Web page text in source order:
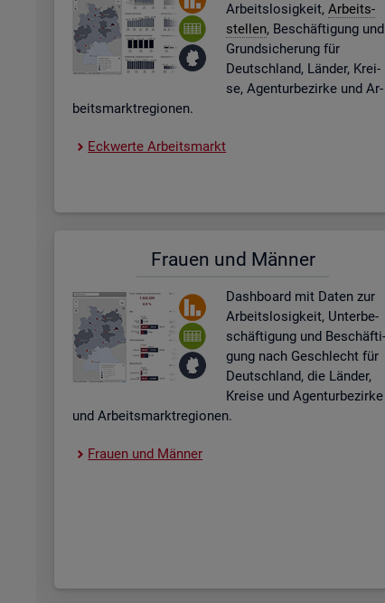
Ar­beits­lo­sig­keit,Ar­beits­
stel­len, Be­schäf­ti­gung und
Grund­si­che­rung für
Deutsch­land, Län­der, Krei­
se, Agen­tur­be­zir­ke und Ar­
beits­markt­re­gio­nen.
Eck­wer­te Ar­beits­markt
Frau­en und Män­ner
Dash­board mit Daten zur
Ar­beits­lo­sig­keit, Un­ter­be­
schäf­ti­gung und Be­schäf­ti­
gung nach Ge­schlecht für
Deutsch­land, die Län­der,
Krei­se und Agen­tur­be­zir­ke
und Ar­beits­markt­re­gio­nen.
Frau­en und Män­ner